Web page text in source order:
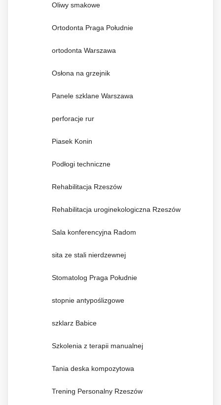
Oliwy smakowe
Ortodonta Praga Południe
ortodonta Warszawa
Osłona na grzejnik
Panele szklane Warszawa
perforacje rur
Piasek Konin
Podłogi techniczne
Rehabilitacja Rzeszów
Rehabilitacja uroginekologiczna Rzeszów
Sala konferencyjna Radom
sita ze stali nierdzewnej
Stomatolog Praga Południe
stopnie antypoślizgowe
szklarz Babice
Szkolenia z terapii manualnej
Tania deska kompozytowa
Trening Personalny Rzeszów